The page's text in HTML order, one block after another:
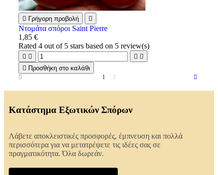
 Γρήγορη προβολή 
Ντομάτα σπόροι Saint Pierre
1,85 €
Rated4 out of 5 stars based on 5 review(s)
   
 Προσθήκη στο καλάθι
1 2
Κατάστημα Εξωτικών Σπόρων
Λάβετε αποκλειστικές προσφορές, έμπνευση και πολλά
περισσότερα για να μετατρέψετε τις ιδέες σας σε
πραγματικότητα. Όλα δωρεάν.